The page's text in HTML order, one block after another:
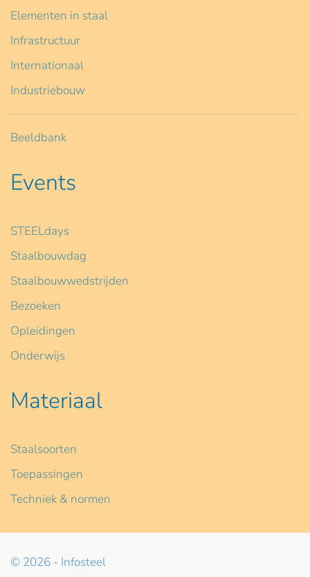
Elementen in staal
Infrastructuur
Internationaal
Industriebouw
Beeldbank
Events
STEELdays
Staalbouwdag
Staalbouwwedstrijden
Bezoeken
Opleidingen
Onderwijs
Materiaal
Staalsoorten
Toepassingen
Techniek & normen
© 2026 - Infosteel